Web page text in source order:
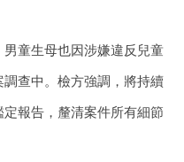
童生母也因涉嫌違反兒童
查中。檢方強調，將持續
報告，釐清案件所有細節